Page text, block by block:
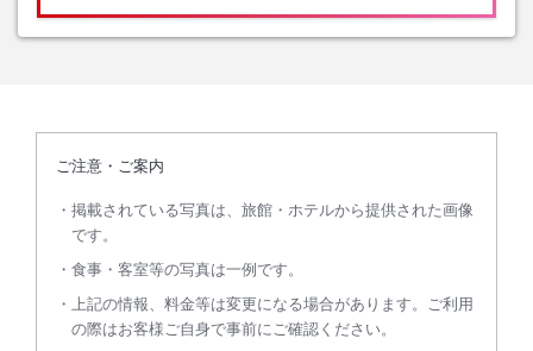
ご注意・ご案内
掲載されている写真は、旅館・ホテルから提供された画像
です。
食事・客室等の写真は一例です。
上記の情報、料金等は変更になる場合があります。ご利用
の際はお客様ご自身で事前にご確認ください。